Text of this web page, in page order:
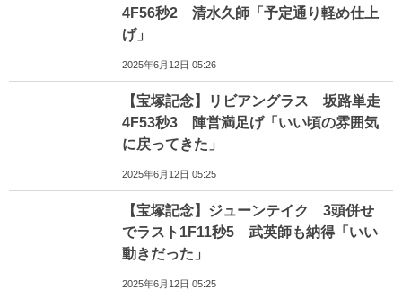
4F56秒2 清水久師「予定通り軽め仕上
げ」
2025年6月12日 05:26
【宝塚記念】リビアングラス 坂路単走
4F53秒3 陣営満足げ「いい頃の雰囲気
に戻ってきた」
2025年6月12日 05:25
【宝塚記念】ジューンテイク 3頭併せ
でラスト1F11秒5 武英師も納得「いい
動きだった」
2025年6月12日 05:25